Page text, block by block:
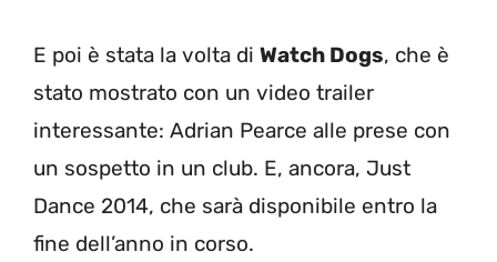
E poi è stata la volta di Watch Dogs, che è
stato mostrato con un video trailer
interessante: Adrian Pearce alle prese con
un sospetto in un club. E, ancora, Just
Dance 2014, che sarà disponibile entro la
fine dell’anno in corso.